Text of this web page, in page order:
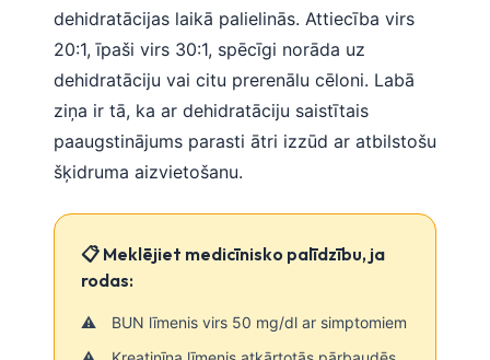
dehidratācijas laikā palielinās. Attiecība virs
20:1, īpaši virs 30:1, spēcīgi norāda uz
dehidratāciju vai citu prerenālu cēloni. Labā
ziņa ir tā, ka ar dehidratāciju saistītais
paaugstinājums parasti ātri izzūd ar atbilstošu
šķidruma aizvietošanu.
📋 Meklējiet medicīnisko palīdzību, ja
rodas:
BUN līmenis virs 50 mg/dl ar simptomiem